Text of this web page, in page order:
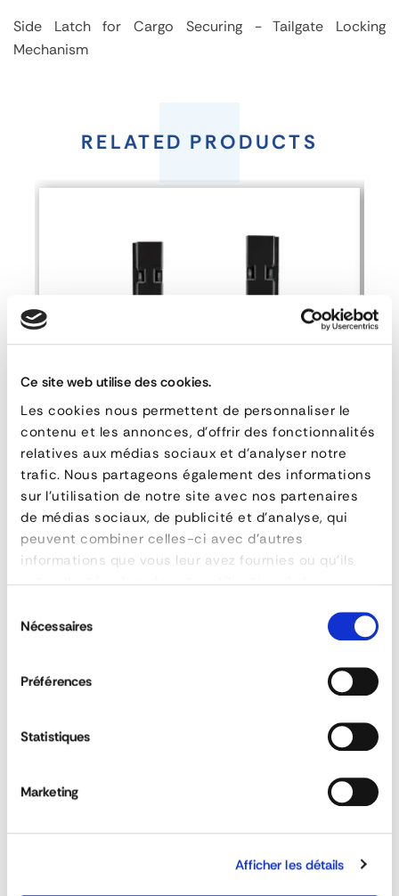
Ce site web utilise des cookies.
Les cookies nous permettent de personnaliser le
contenu et les annonces, d'offrir des fonctionnalités
relatives aux médias sociaux et d'analyser notre
trafic. Nous partageons également des informations
sur l'utilisation de notre site avec nos partenaires
de médias sociaux, de publicité et d'analyse, qui
peuvent combiner celles-ci avec d'autres
informations que vous leur avez fournies ou qu'ils
duNécessaires
Préférences
Statistiques
Marketing
Afficher les détails
Side Latch for Cargo Securing - Tailgate Locking
Mechanism
poids
ASK FOR A QUOTE
RELATED PRODUCTS
Right Rear Steel Rancher